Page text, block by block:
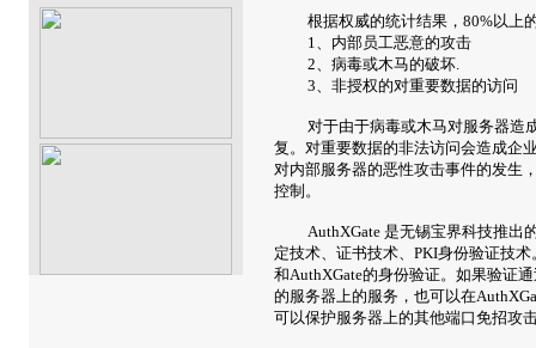
根据权威的统计结果， 80%以上
1、内部员工恶意的攻击
2、病毒或木马的破坏.
3、非授权的对重要数据的访问
对于由于病毒或木马对服务器造
复。对重要数据的非法访问会造成企
对内部服务器的恶性攻击事件的发生
控制。
AuthXGate 是无锡宝界科技推出
定技术、证书技术、 PKI身份验证技术
和AuthXGate的身份验证。如果验证
的服务器上的服务，也可以在
可以保护服务器上的其他端口免招攻